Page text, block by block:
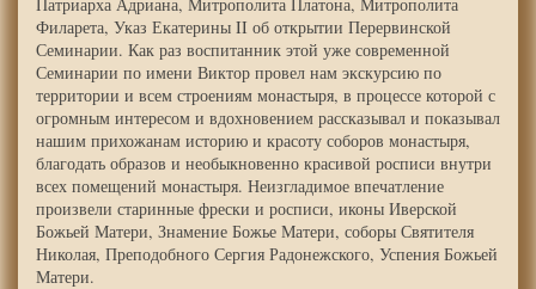
Филарета, Указ Екатерины II об открытии Перервинской
Семинарии. Как раз воспитанник этой уже современной
Семинарии по имени Виктор провел нам экскурсию по
территории и всем строениям монастыря, в процессе которой с
огромным интересом и вдохновением рассказывал и показывал
нашим прихожанам историю и красоту соборов монастыря,
благодать образов и необыкновенно красивой росписи внутри
всех помещений монастыря. Неизгладимое впечатление
произвели старинные фрески и росписи, иконы Иверской
Божьей Матери, Знамение Божье Матери, соборы Святителя
Николая, Преподобного Сергия Радонежского, Успения Божьей
Матери.